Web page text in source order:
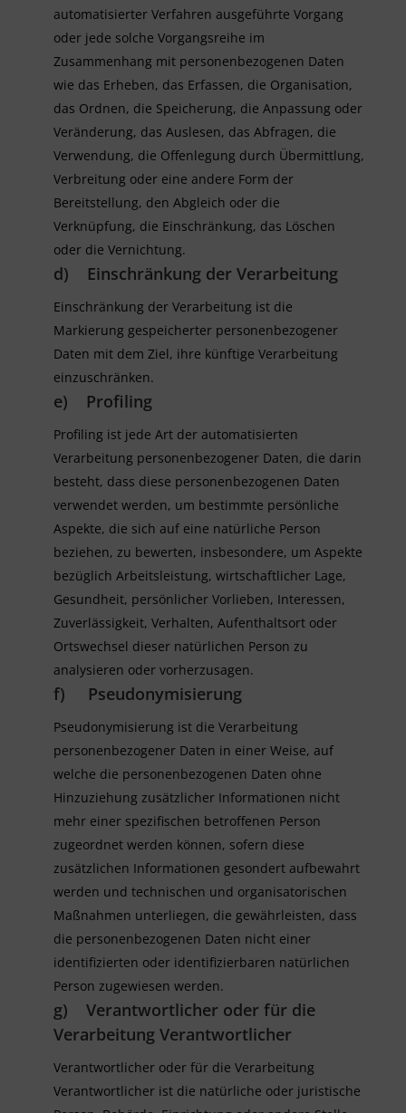
automatisierter Verfahren ausgeführte Vorgang
oder jede solche Vorgangsreihe im
Zusammenhang mit personenbezogenen Daten
wie das Erheben, das Erfassen, die Organisation,
das Ordnen, die Speicherung, die Anpassung oder
Veränderung, das Auslesen, das Abfragen, die
Verwendung, die Offenlegung durch Übermittlung,
Verbreitung oder eine andere Form der
Bereitstellung, den Abgleich oder die
Verknüpfung, die Einschränkung, das Löschen
oder die Vernichtung.
d) Einschränkung der Verarbeitung
Einschränkung der Verarbeitung ist die
Markierung gespeicherter personenbezogener
Daten mit dem Ziel, ihre künftige Verarbeitung
einzuschränken.
e) Profiling
Profiling ist jede Art der automatisierten
Verarbeitung personenbezogener Daten, die darin
besteht, dass diese personenbezogenen Daten
verwendet werden, um bestimmte persönliche
Aspekte, die sich auf eine natürliche Person
beziehen, zu bewerten, insbesondere, um Aspekte
bezüglich Arbeitsleistung, wirtschaftlicher Lage,
Gesundheit, persönlicher Vorlieben, Interessen,
Zuverlässigkeit, Verhalten, Aufenthaltsort oder
Ortswechsel dieser natürlichen Person zu
analysieren oder vorherzusagen.
f) Pseudonymisierung
Pseudonymisierung ist die Verarbeitung
personenbezogener Daten in einer Weise, auf
welche die personenbezogenen Daten ohne
Hinzuziehung zusätzlicher Informationen nicht
mehr einer spezifischen betroffenen Person
zugeordnet werden können, sofern diese
zusätzlichen Informationen gesondert aufbewahrt
werden und technischen und organisatorischen
Maßnahmen unterliegen, die gewährleisten, dass
die personenbezogenen Daten nicht einer
identifizierten oder identifizierbaren natürlichen
Person zugewiesen werden.
g) Verantwortlicher oder für die
Verarbeitung Verantwortlicher
Verantwortlicher oder für die Verarbeitung
Verantwortlicher ist die natürliche oder juristische